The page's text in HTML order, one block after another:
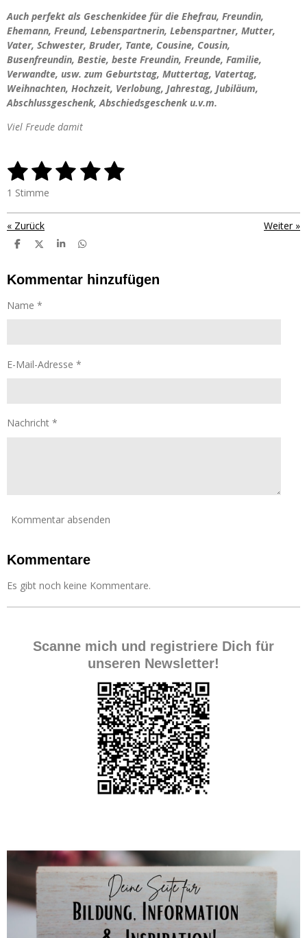
Auch perfekt als Geschenkidee für die Ehefrau, Freundin,
Ehemann, Freund, Lebenspartnerin, Lebenspartner, Mutter,
Vater, Schwester, Bruder, Tante, Cousine, Cousin,
Busenfreundin, Bestie, beste Freundin, Freunde, Familie,
Verwandte, usw. zum Geburtstag, Muttertag, Vatertag,
Weihnachten, Hochzeit, Verlobung, Jahrestag, Jubiläum,
Abschlussgeschenk, Abschiedsgeschenk u.v.m.
Viel Freude damit
B
e
w
e
r
g
5
r
1
S
t
e
n
2
S
t
e
r
n
e
3
t
e
n
4
t
e
r
n
5
t
n
B
a
1 Stimme
« Zurück Weiter»
T
l
e
T
l
e
T
l
e
T
l
Kommentar hinzufügen
Name *
E-Mail-Adresse *
Nachricht *
Kommentar absenden
Kommentare
Es gibt noch keine Kommentare.
Scanne mich und registriere Dich für
unseren Newsletter!